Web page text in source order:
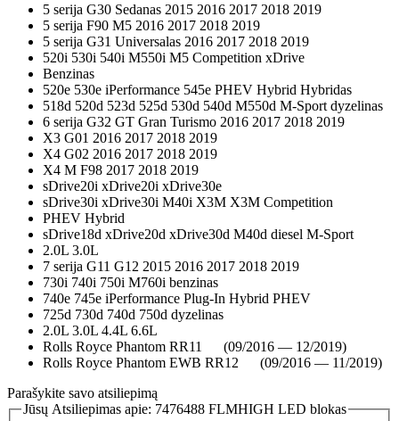
5 serija G30 Sedanas 2015 2016 2017 2018 2019
5 serija F90 M5 2016 2017 2018 2019
5 serija G31 Universalas 2016 2017 2018 2019
520i 530i 540i M550i M5 Competition xDrive
Benzinas
520e 530e iPerformance 545e PHEV Hybrid Hybridas
518d 520d 523d 525d 530d 540d M550d M-Sport dyzelinas
6 serija G32 GT Gran Turismo 2016 2017 2018 2019
X3 G01 2016 2017 2018 2019
X4 G02 2016 2017 2018 2019
X4 M F98 2017 2018 2019
sDrive20i xDrive20i xDrive30e
sDrive30i xDrive30i M40i X3M X3M Competition
PHEV Hybrid
sDrive18d xDrive20d xDrive30d M40d diesel M-Sport
2.0L 3.0L
7 serija G11 G12 2015 2016 2017 2018 2019
730i 740i 750i M760i benzinas
740e 745e iPerformance Plug-In Hybrid PHEV
725d 730d 740d 750d dyzelinas
2.0L 3.0L 4.4L 6.6L
Rolls Royce Phantom RR11 (09/2016 — 12/2019)
Rolls Royce Phantom EWB RR12 (09/2016 — 11/2019)
Parašykite savo atsiliepimą
Jūsų Atsiliepimas apie: 7476488 FLMHIGH LED blokas